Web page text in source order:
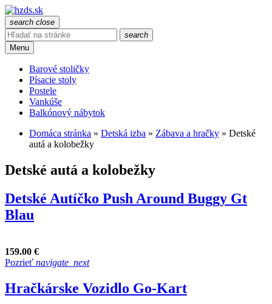
search close
search
Menu
Barové stoličky
Písacie stoly
Postele
Vankúše
Balkónový nábytok
Domáca stránka » Detská izba » Zábava a hračky » Detské
autá a kolobežky
Detské autá a kolobežky
Detské Autíčko Push Around Buggy Gt
Blau
159.00 €
Pozrieť navigate_next
Hračkárske Vozidlo Go-Kart